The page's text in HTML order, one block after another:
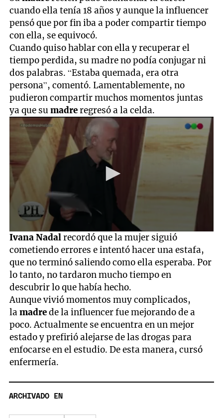
cuando ella tenía 18 años y aunque la influencer
pensó que por fin iba a poder compartir tiempo
con ella, se equivocó.
Cuando quiso hablar con ella y recuperar el
tiempo perdida, su madre no podía conjugar ni
dos palabras. “Estaba quemada, era otra
persona”, comentó. Lamentablemente, no
pudieron compartir muchos momentos juntas
ya que sumadreregresó a la celda.
0
seconds
of
3
minutes,
28
seconds
Ivana Nadalrecordó que la mujer siguió
cometiendo errores e intentó hacer una estafa,
que no terminó saliendo como ella esperaba. Por
lo tanto, no tardaron mucho tiempo en
descubrir lo que había hecho.
Aunque vivió momentos muy complicados,
lamadrede la influencer fue mejorando de a
poco. Actualmente se encuentra en un mejor
estado y prefirió alejarse de las drogas para
enfocarse en el estudio. De esta manera, cursó
enfermería.
ARCHIVADO EN